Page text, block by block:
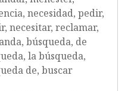
necesidad, pedir,
necesitar, reclamar,
búsqueda, de
la búsqueda,
de, buscar